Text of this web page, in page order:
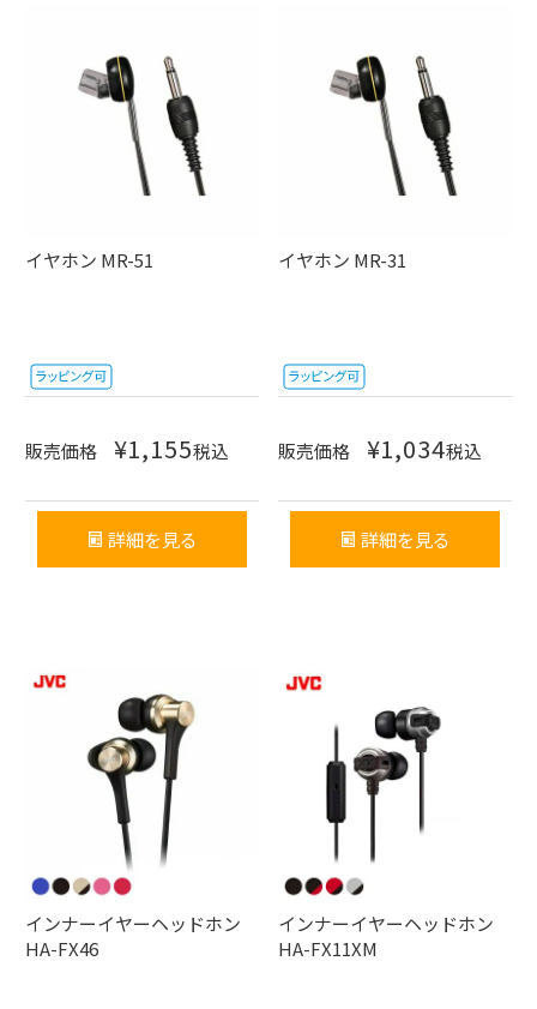
イヤホン MR-51
販売価格 ¥1,155税込
詳細を見る
イヤホン MR-31
販売価格 ¥1,034税込
詳細を見る
インナーイヤーヘッドホン
HA-FX46
インナーイヤーヘッドホン
HA-FX11XM